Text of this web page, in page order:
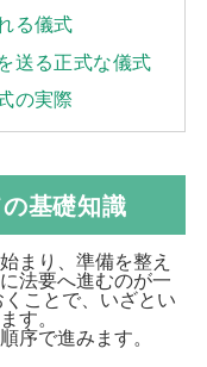
る儀式
送る正式な儀式
の実際
基礎知識
まり、準備を整え
法要へ進むのが一
ことで、いざとい
す。
序で進みます。